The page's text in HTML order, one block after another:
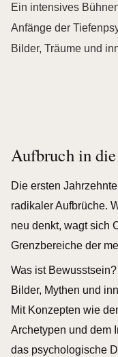
Ein intensives
Anfänge der
Bilder, Träume und
Aufbruch in
Die ersten
radikaler Aufbrüche.
neu denkt, wagt sich
Grenzbereiche der
Was ist
Bilder, Mythen und
Mit Konzepten wie
Archetypen und dem
das psychologische